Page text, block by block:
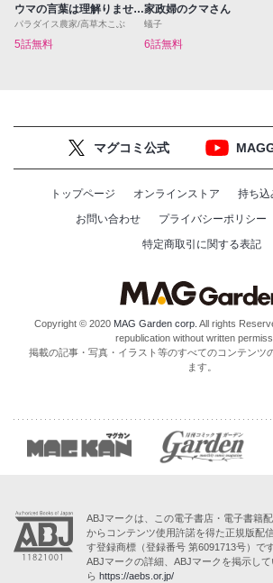
ウマの言葉は理解りませんだから静かにしてください！
パラダイス農家/高草木こぶ
5話無料
家政婦のクマさん
蟻子
6話無料
マグコミ公式
トップページ オンラインストア 持ち込
お問い合わせ
プライバシーポリシー
特定商取引に関する表記
Copyright © 2020 MAG Garden corp. All rights
republication without written
掲載の記事・写真・イラスト等のすべてのコンテンツ
ます。
ABJマークは、この電子書店・電子書籍
からコンテンツ使用許諾を得た正規版配
す登録商標（登録番号 第6091713号）です
ABJマークの詳細、ABJマークを掲示し
ら https://aebs.or.jp/